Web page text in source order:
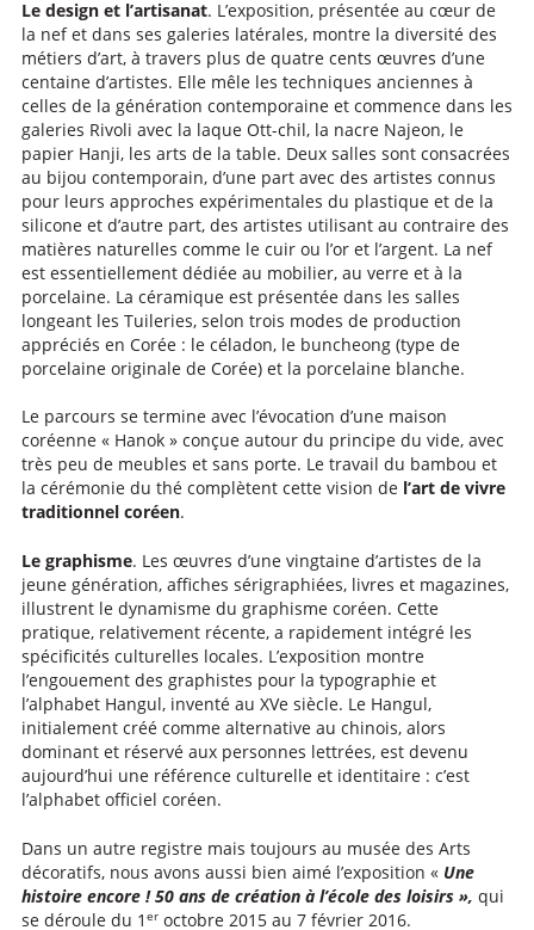
Le design et l’artisanat. L’exposition, présentée au cœur de
la nef et dans ses galeries latérales, montre la diversité des
métiers d’art, à travers plus de quatre cents œuvres d’une
centaine d’artistes. Elle mêle les techniques anciennes à
celles de la génération contemporaine et commence dans les
galeries Rivoli avec la laque Ott-chil, la nacre Najeon, le
papier Hanji, les arts de la table. Deux salles sont consacrées
au bijou contemporain, d’une part avec des artistes connus
pour leurs approches expérimentales du plastique et de la
silicone et d’autre part, des artistes utilisant au contraire des
matières naturelles comme le cuir ou l’or et l’argent. La nef
est essentiellement dédiée au mobilier, au verre et à la
porcelaine. La céramique est présentée dans les salles
longeant les Tuileries, selon trois modes de production
appréciés en Corée : le céladon, le buncheong (type de
porcelaine originale de Corée) et la porcelaine blanche.
Le parcours se termine avec l’évocation d’une maison
coréenne « Hanok » conçue autour du principe du vide, avec
très peu de meubles et sans porte. Le travail du bambou et
la cérémonie du thé complètent cette vision de l’art de vivre
traditionnel coréen.
Le graphisme. Les œuvres d’une vingtaine d’artistes de la
jeune génération, affiches sérigraphiées, livres et magazines,
illustrent le dynamisme du graphisme coréen. Cette
pratique, relativement récente, a rapidement intégré les
spécificités culturelles locales. L’exposition montre
l’engouement des graphistes pour la typographie et
l’alphabet Hangul, inventé au XVe siècle. Le Hangul,
initialement créé comme alternative au chinois, alors
dominant et réservé aux personnes lettrées, est devenu
aujourd’hui une référence culturelle et identitaire : c’est
l’alphabet officiel coréen.
Dans un autre registre mais toujours au musée des Arts
décoratifs, nous avons aussi bien aimé l’exposition « Une
histoire encore ! 50 ans de création à l’école des loisirs », qui
se déroule du 1 er octobre 2015 au 7 février 2016.